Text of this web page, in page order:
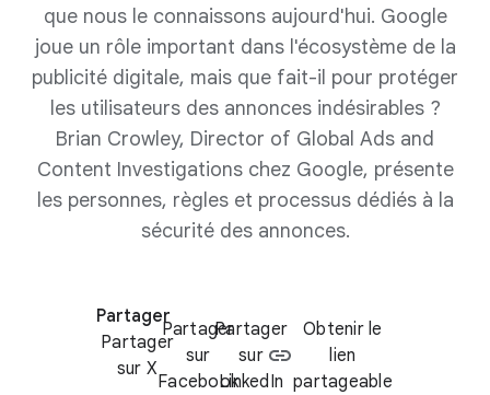
que nous le connaissons aujourd'hui. Google
joue un rôle important dans l'écosystème de la
publicité digitale, mais que fait-il pour protéger
les utilisateurs des annonces indésirables ?
Brian Crowley, Director of Global Ads and
Content Investigations chez Google, présente
les personnes, règles et processus dédiés à la
sécurité des annonces.
Partager
Partager
sur X
Partager
sur
Facebook
Partager
sur
LinkedIn
Obtenir le
lien
partageable